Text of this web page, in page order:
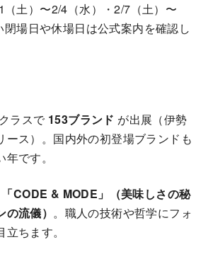
土）〜2/4（水）・2/7（土）〜
場日や休場日は公式案内を確認し
ラスで 153ブランド が出展（伊勢
ース）。国内外の初登場ブランドも
です。
「CODE & MODE」（美味しさの秘
流儀） 。職人の技術や哲学にフォ
ちます。